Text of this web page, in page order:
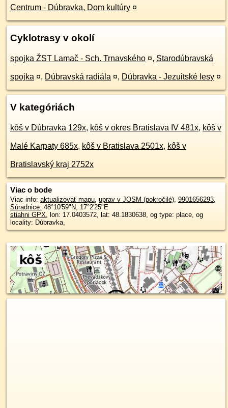
Centrum - Dúbravka, Dom kultúry ¤
Cyklotrasy v okolí
spojka ŽST Lamač - Sch. Trnavského ¤, Starodúbravská
spojka ¤, Dúbravská radiála ¤, Dúbravka - Jezuitské lesy ¤
V kategóriách
kôš v Dúbravka 129x, kôš v okres Bratislava IV 481x, kôš v
Malé Karpaty 685x, kôš v Bratislava 2501x, kôš v
Bratislavský kraj 2752x
Viac o bode
Viac info: aktualizovať mapu, uprav v JOSM (pokročilé), 9901656293,
Súradnice: 48°10'59"N, 17°2'25"E
stiahni GPX, lon: 17.0403572, lat: 48.1830638, og type: place, og
locality: Dúbravka,